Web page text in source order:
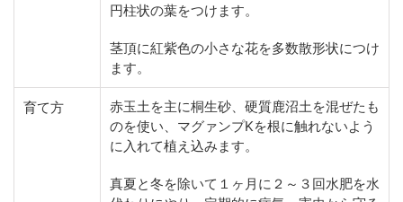
円柱状の葉をつけます。
茎頂に紅紫色の小さな花を多数散形状につけ
ます。
育て方
赤玉土を主に桐生砂、硬質鹿沼土を混ぜたも
のを使い、マグァンプKを根に触れないよう
に入れて植え込みます。
真夏と冬を除いて１ヶ月に２～３回水肥を水